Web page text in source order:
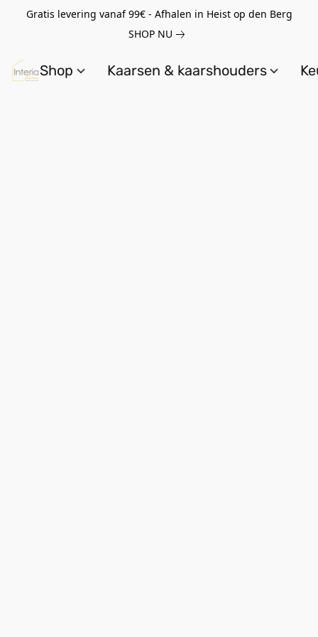
Gratis levering vanaf 99€ - Afhalen in Heist op den Berg
SHOP NU
Shop Kaarsen & kaarshouders